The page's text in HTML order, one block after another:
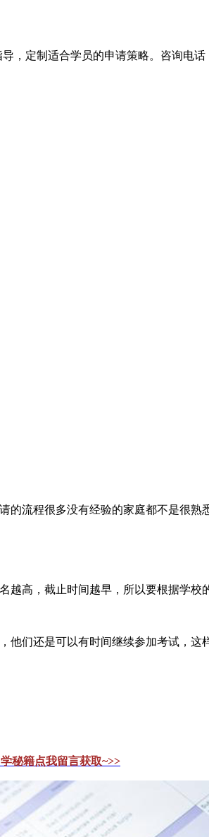
，定制适合学员的申请策略。咨询电话
流程很多没有经验的家庭都不是很熟
高，截止时间越早，所以要根据学校
们还是可以有时间继续参加考试，
秘籍点我留言获取~>>